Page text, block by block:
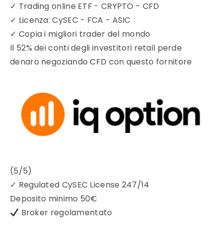
✓ Trading online ETF - CRYPTO - CFD
✓ Licenza: CySEC - FCA - ASIC
✓ Copia i migliori trader del mondo
Il 52% dei conti degli investitori retail perde
denaro negoziando CFD con questo fornitore
(5/5)
✓ Regulated CySEC License 247/14
Deposito minimo 50€
Broker regolamentato